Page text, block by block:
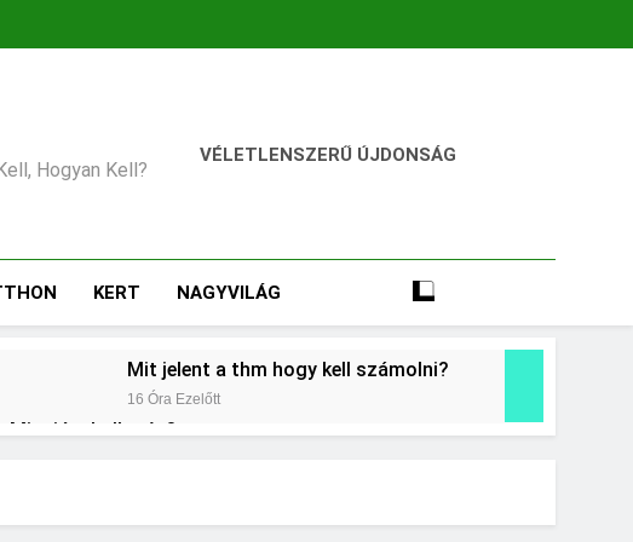
Hogyan Kell?
VÉLETLENSZERŰ ÚJDONSÁG
KERT NAGYVILÁG
Mit jelent a thm hogy kell számolni?
16 Óra Ezelőtt
Mire jó a kollagén?